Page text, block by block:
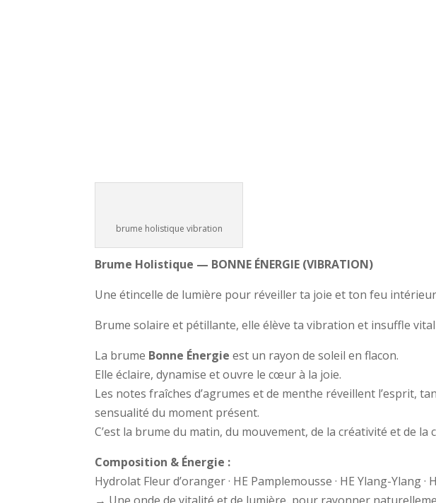
brume holistique vibration
Brume Holistique — BONNE ÉNERGIE (VIBRATION)
Une étincelle de lumière pour réveiller ta joie et ton feu
Brume solaire et pétillante, elle élève ta vibration et insuffle
La brume Bonne Énergie est un rayon de soleil en flacon.
Elle éclaire, dynamise et ouvre le cœur à la joie.
Les notes fraîches d’agrumes et de menthe réveillent l’esprit,
sensualité du moment présent.
C’est la brume du matin, du mouvement, de la créativité et de la
Composition & Énergie :
Hydrolat Fleur d’oranger · HE Pamplemousse · HE Ylang-Ylang
→ Une onde de vitalité et de lumière, pour rayonner